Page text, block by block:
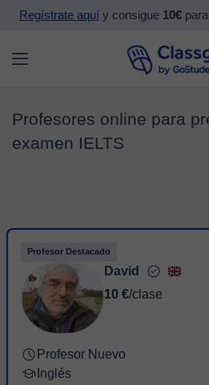
Regístrate aquíy consigue 10€para
Profesores online para
examen IELTS
Profesor Destacado
David
10 €/clase
Profesor Nuevo
Inglés